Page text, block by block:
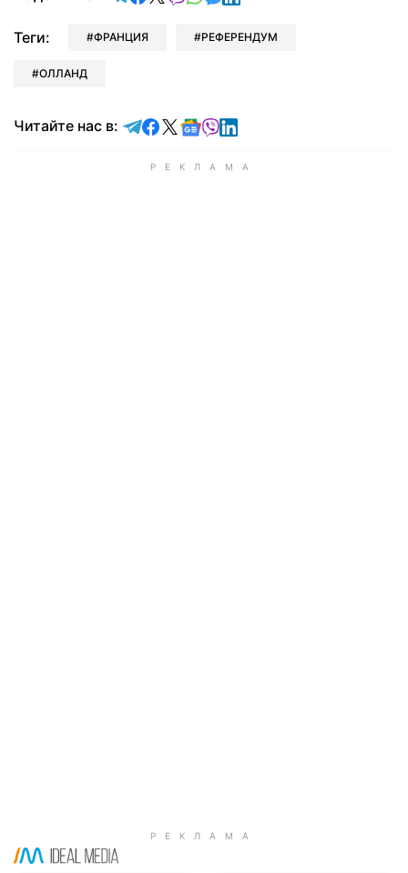
Теги: ФРАНЦИЯ РЕФЕРЕНДУМ
ОЛЛАНД
Читайте нас в: Читайте в Telegram
Читайте в Facebook
Читайте в X
Читайте в Google news
Читайте в Viber
Читайте в LinkedIn